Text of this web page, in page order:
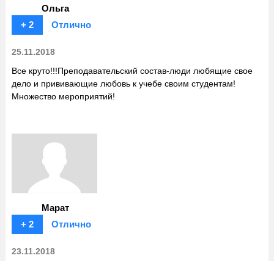
Ольга
+ 2
Отлично
25.11.2018
Все круто!!!Преподавательский состав-люди любящие свое
дело и прививающие любовь к учебе своим студентам!
Множество мероприятий!
Марат
+ 2
Отлично
23.11.2018